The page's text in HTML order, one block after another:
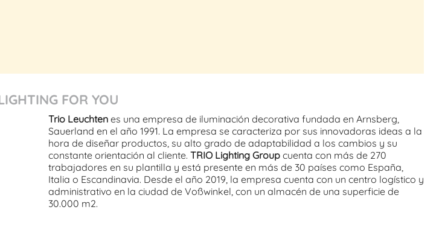
FOR YOU
Trio Leuchten es una empresa de iluminación decorativa fundada en Arnsberg,
Sauerland en el año 1991. La empresa se caracteriza por sus innovadoras ideas a la
hora de diseñar productos, su alto grado de adaptabilidad a los cambios y su
constante orientación al cliente. TRIO Lighting Group cuenta con más de 270
trabajadores en su plantilla y está presente en más de 30 países como España,
Italia o Escandinavia. Desde el año 2019, la empresa cuenta con un centro logístico y
administrativo en la ciudad de Voßwinkel, con un almacén de una superficie de
30.000 m2.